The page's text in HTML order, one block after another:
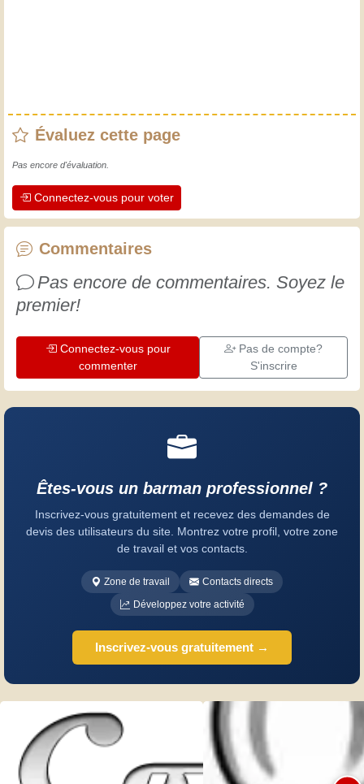
Évaluez cette page
Pas encore d'évaluation.
Connectez-vous pour voter
Commentaires
Pas encore de commentaires. Soyez le
premier!
Connectez-vous pour
commenter
Pas de compte?
S'inscrire
Êtes-vous un barman professionnel ?
Inscrivez-vous gratuitement et recevez des demandes de
devis des utilisateurs du site. Montrez votre profil, votre zone
de travail et vos contacts.
Zone de travail
Contacts directs
Développez votre activité
Inscrivez-vous gratuitement →